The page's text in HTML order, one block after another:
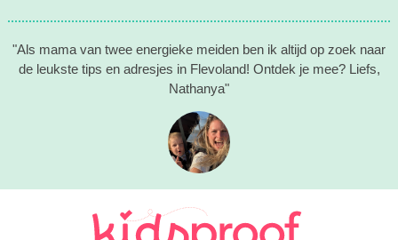
"Als mama van twee energieke meiden ben ik altijd op zoek naar
de leukste tips en adresjes in Flevoland! Ontdek je mee? Liefs,
Nathanya"